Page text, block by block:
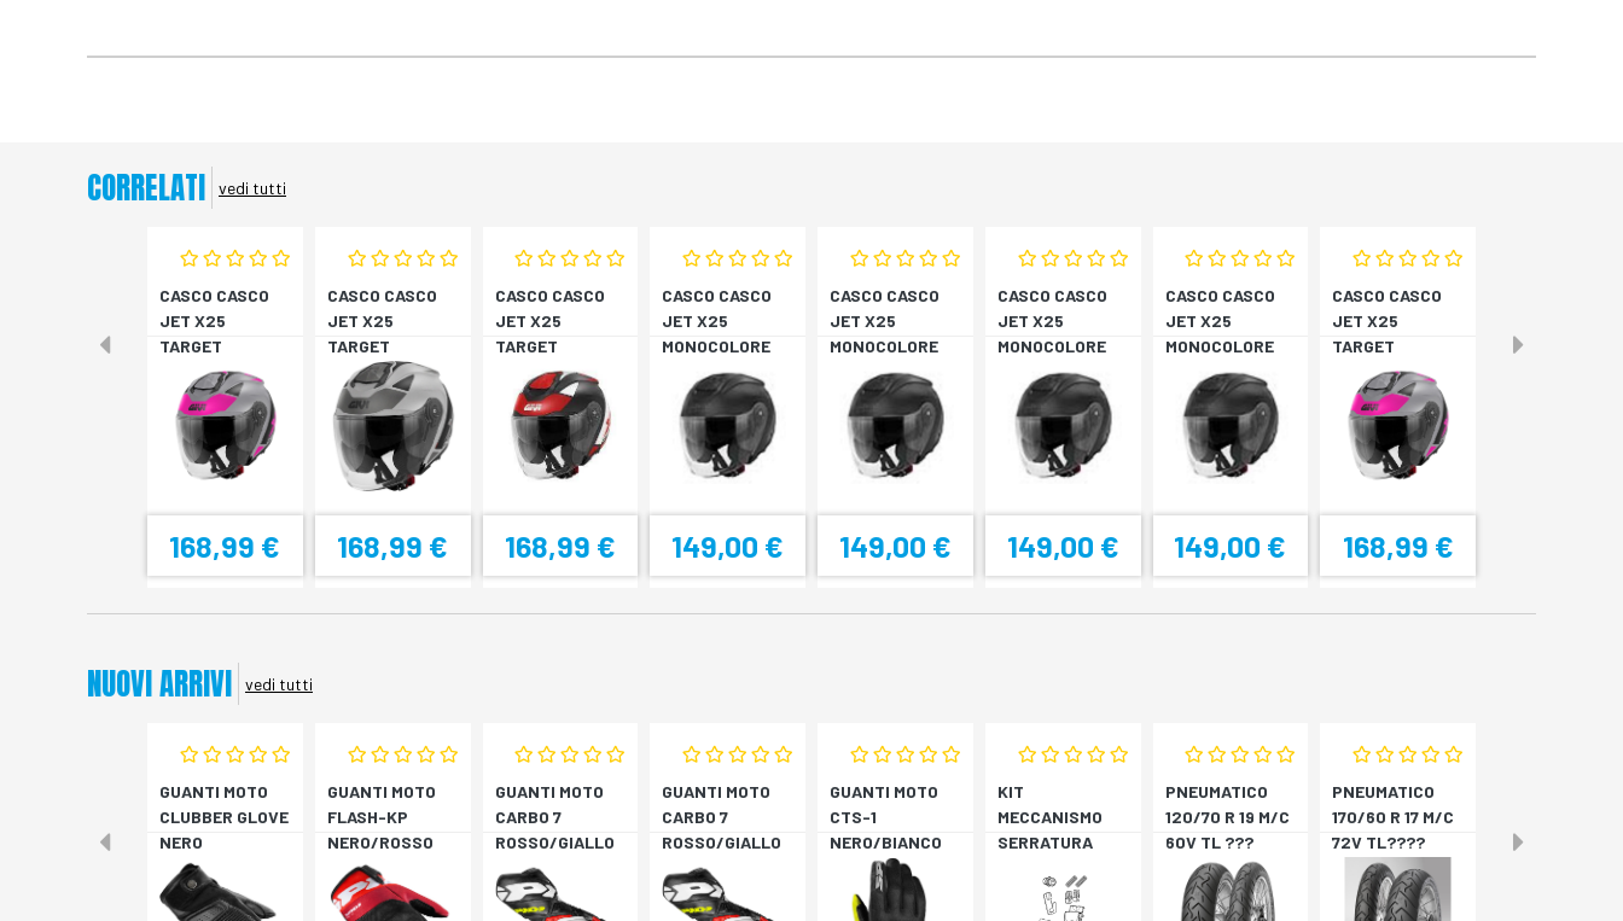
CORRELATI vedi tutti
CASCO CASCO
JET X25
TARGET
TITAN/ROSA XS
168,99 €
CASCO CASCO
JET X25
TARGET
TITAN/NERO S
168,99 €
CASCO CASCO
JET X25
TARGET
NER/BIA/ROSS
168,99 €
CASCO CASCO
JET X25
MONOCOLORE
NERO XS
149,00 €
CASCO CASCO
JET X25
MONOCOLORE
NERO XS
149,00 €
CASCO CASCO
JET X25
MONOCOLORE
NERO XS
149,00 €
CASCO CASCO
JET X25
MONOCOLORE
NERO XS
149,00 €
CASCO CASCO
JET X25
TARGET
TITAN/ROSA XS
168,99 €
NUOVI ARRIVI vedi tutti
GUANTI MOTO
CLUBBER GLOVE
NERO
GUANTI MOTO
FLASH-KP
NERO/ROSSO
GUANTI MOTO
CARBO 7
ROSSO/GIALLO
FLUORESCENTE
GUANTI MOTO
CARBO 7
ROSSO/GIALLO
FLUORESCENTE
GUANTI MOTO
CTS-1
NERO/BIANCO
KIT
MECCANISMO
SERRATURA
PNEUMATICO
120/70 R 19 M/C
60V TL ???
SCORPION T *A
PNEUMATICO
170/60 R 17 M/C
72V TL????
SCORPION T *P